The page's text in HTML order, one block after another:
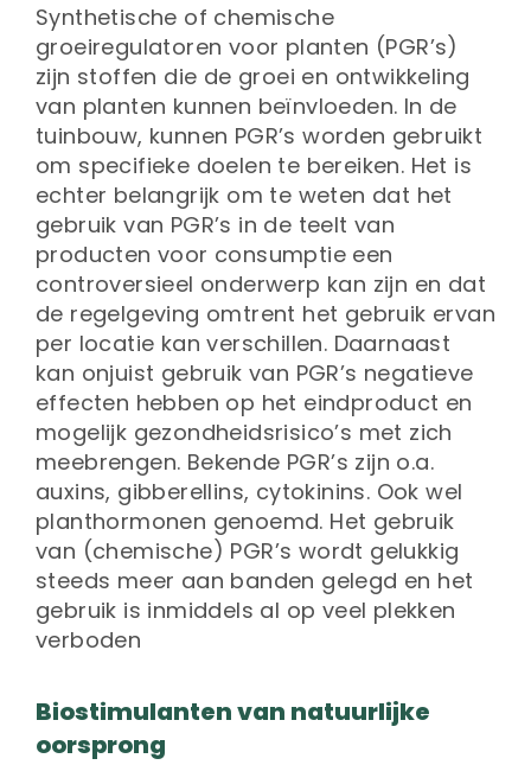
Synthetische of chemische
groeiregulatoren voor planten (PGR’s)
zijn stoffen die de groei en ontwikkeling
van planten kunnen beïnvloeden. In de
tuinbouw, kunnen PGR’s worden gebruikt
om specifieke doelen te bereiken. Het is
echter belangrijk om te weten dat het
gebruik van PGR’s in de teelt van
producten voor consumptie een
controversieel onderwerp kan zijn en dat
de regelgeving omtrent het gebruik ervan
per locatie kan verschillen. Daarnaast
kan onjuist gebruik van PGR’s negatieve
effecten hebben op het eindproduct en
mogelijk gezondheidsrisico’s met zich
meebrengen. Bekende PGR’s zijn o.a.
auxins, gibberellins, cytokinins. Ook wel
planthormonen genoemd. Het gebruik
van (chemische) PGR’s wordt gelukkig
steeds meer aan banden gelegd en het
gebruik is inmiddels al op veel plekken
verboden
Biostimulanten van natuurlijke
oorsprong